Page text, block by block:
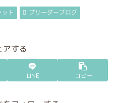
ット
ブリーダーブログ
アする
LINE コピー